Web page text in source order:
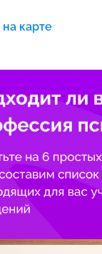
на карте